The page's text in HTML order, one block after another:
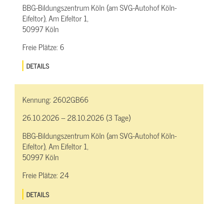
BBG-Bildungszentrum Köln (am SVG-Autohof Köln-
Eifeltor), Am Eifeltor 1,
50997 Köln
Freie Plätze:6
DETAILS
Kennung:2602GB66
26.10.2026 – 28.10.2026 (3 Tage)
BBG-Bildungszentrum Köln (am SVG-Autohof Köln-
Eifeltor), Am Eifeltor 1,
50997 Köln
Freie Plätze:24
DETAILS